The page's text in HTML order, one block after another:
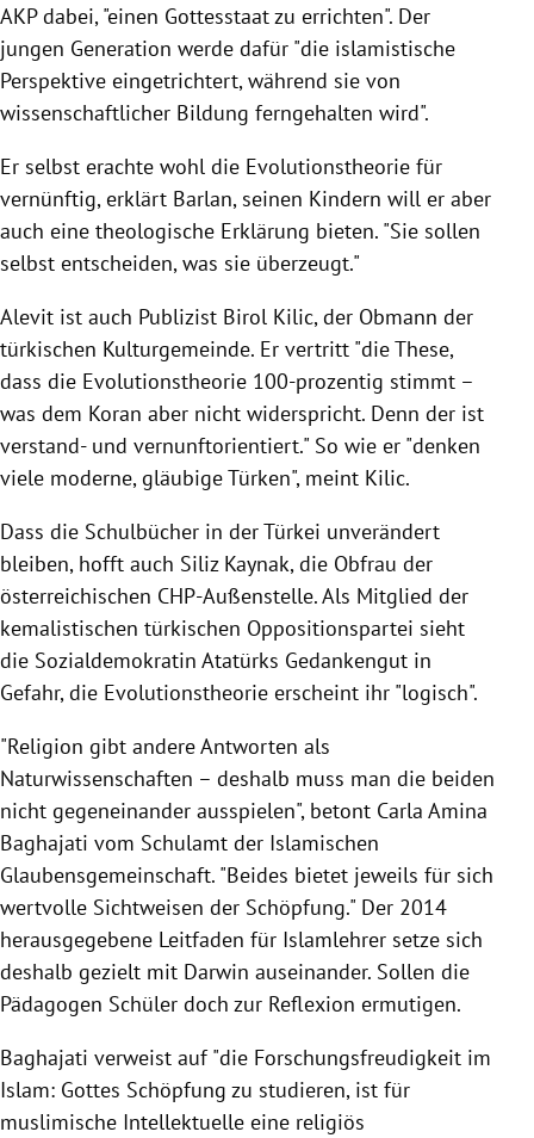
AKP dabei, "einen Gottesstaat zu errichten". Der
jungen Generation werde dafür "die islamistische
Perspektive eingetrichtert, während sie von
wissenschaftlicher Bildung ferngehalten wird".
Er selbst erachte wohl die Evolutionstheorie für
vernünftig, erklärt Barlan, seinen Kindern will er aber
auch eine theologische Erklärung bieten. "Sie sollen
selbst entscheiden, was sie überzeugt."
Alevit ist auch Publizist Birol Kilic, der Obmann der
türkischen Kulturgemeinde. Er vertritt "die These,
dass die Evolutionstheorie 100-prozentig stimmt –
was dem Koran aber nicht widerspricht. Denn der ist
verstand- und vernunftorientiert." So wie er "denken
viele moderne, gläubige Türken", meint Kilic.
Dass die Schulbücher in derTürkei unverändert
bleiben, hofft auch Siliz Kaynak, die Obfrau der
österreichischen CHP-Außenstelle. Als Mitglied der
kemalistischen türkischen Oppositionspartei sieht
die Sozialdemokratin Atatürks Gedankengut in
Gefahr, die Evolutionstheorie erscheint ihr "logisch".
"Religion gibt andere Antworten als
Naturwissenschaften – deshalb muss man die beiden
nicht gegeneinander ausspielen", betont Carla Amina
Baghajati vom Schulamt der Islamischen
Glaubensgemeinschaft. "Beides bietet jeweils für sich
wertvolle Sichtweisen der Schöpfung." Der 2014
herausgegebene Leitfaden für Islamlehrer setze sich
deshalb gezielt mit Darwin auseinander. Sollen die
Pädagogen Schüler doch zur Reflexion ermutigen.
Baghajati verweist auf "die Forschungsfreudigkeit im
Islam: Gottes Schöpfung zu studieren, ist für
muslimische Intellektuelle eine religiös